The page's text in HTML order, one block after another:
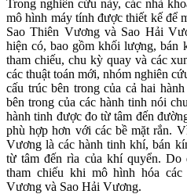
Trong nghiên cứu này, các nhà
mô hình máy tính được thiết kế để
Sao Thiên Vương và Sao Hải
hiện có, bao gồm khối lượng, bán
tham chiếu, chu kỳ quay và các
các thuật toán mới, nhóm nghiên
cấu trúc bên trong của cả hai
bên trong của các hành tinh nói
hành tinh được đo từ tâm đến
phù hợp hơn với các bề mặt rắn.
Vương là các hành tinh khí, bán
từ tâm đến rìa của khí quyển.
tham chiếu khi mô hình hóa
Vương và Sao Hải Vương.